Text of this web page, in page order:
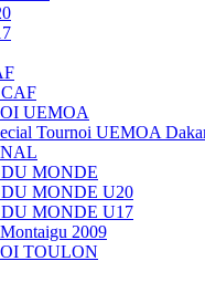
UEMOA
Tournoi UEMOA
MONDE
MONDE U20
MONDE U17
2009
TOULON